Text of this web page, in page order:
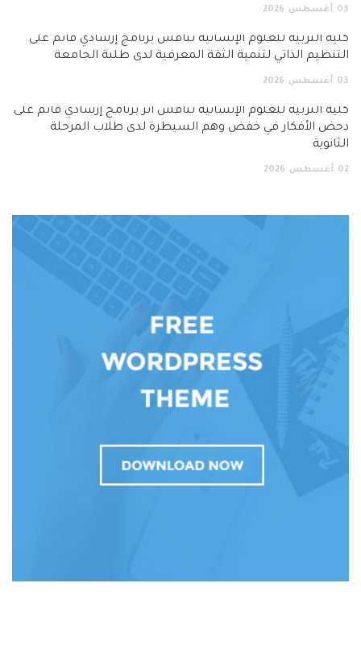
03 أغسطس 2026
كلية التربية للعلوم الإنسانية تناقش برنامج إرشادي قائم على
التنظيم الذاتي لتنمية الثقة المعرفية لدى طلبة الجامعة
03 أغسطس 2026
كلية التربية للعلوم الإنسانية تناقش أثر برنامج إرشادي قائم على
دحض الأفكار في خفض وهم السيطرة لدى طلاب المرحلة
الثانوية
02 أغسطس 2026